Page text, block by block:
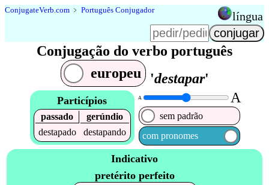
ConjugateVerb.com ﹥ Português Conjugador língua
Conjugação do verbo português
europeu
'destapar'
Particípios
passado
gerúndio
destapado
destapando
A A
sem padrão
com pronomes
Indicativo
pretérito perfeito